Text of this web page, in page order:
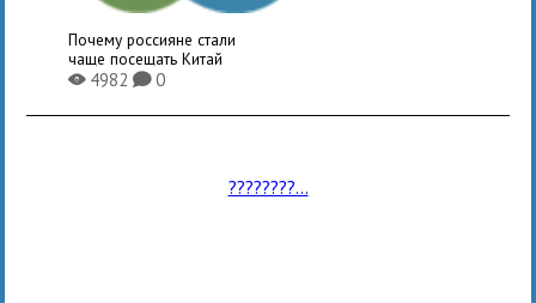
Почему россияне стали
чаще посещать Китай
X4982K0
????????...